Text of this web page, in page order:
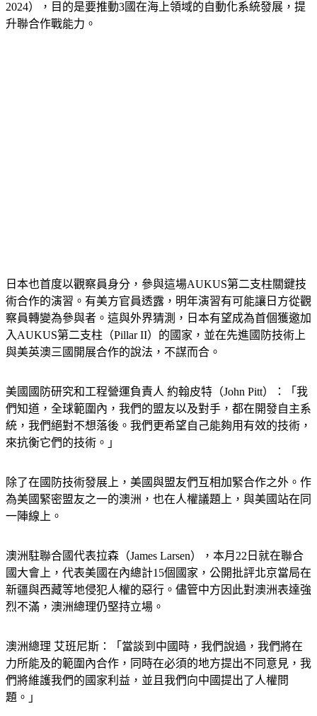
2024），目的是要推動3國在海上領域的自動化系統發展，提
升聯合作戰能力。
日本也首度以觀察員身分，參與這場AUKUS第二支柱關鍵技
術合作的演習。有美方官員透露，明年演習有可能讓日方從觀
察員轉變為參與者。這與外界猜測，日本有望成為首個獲邀加
入AUKUS第二支柱（Pillar II）的國家，並在先進國防技術上
與美英澳三國開展合作的說法，不謀而合。
美國國防研究和工程營運負責人 約翰皮特（John Pitt）：「我
們知道，全球範圍內，我們的盟友以及對手，都在開發自主系
統，我們絕對不想落後。我們更希望自己能夠用有效的技術，
來抗衡它們的技術。」
除了在國防技術發展上，美國與盟友們互相加緊合作之外。作
為美國緊密盟友之一的澳洲，也在人權議題上，與美國站在同
一陣線上。
澳洲駐聯合國代表拉森（James Larsen），本月22日就在聯合
國大會上，代表美國在內總計15個國家，公開批評北京當局在
新疆與西藏等地侵犯人權的惡行。儘管中方因此對澳洲表達強
烈不滿，澳洲總理仍堅持立場。
澳洲總理 艾班尼斯：「當談到中國時，我們說過，我們將在
力所能及的範圍內合作，同時在必須的地方提出不同意見，我
們將維護我們的國家利益，並且我們向中國提出了人權問
題。」